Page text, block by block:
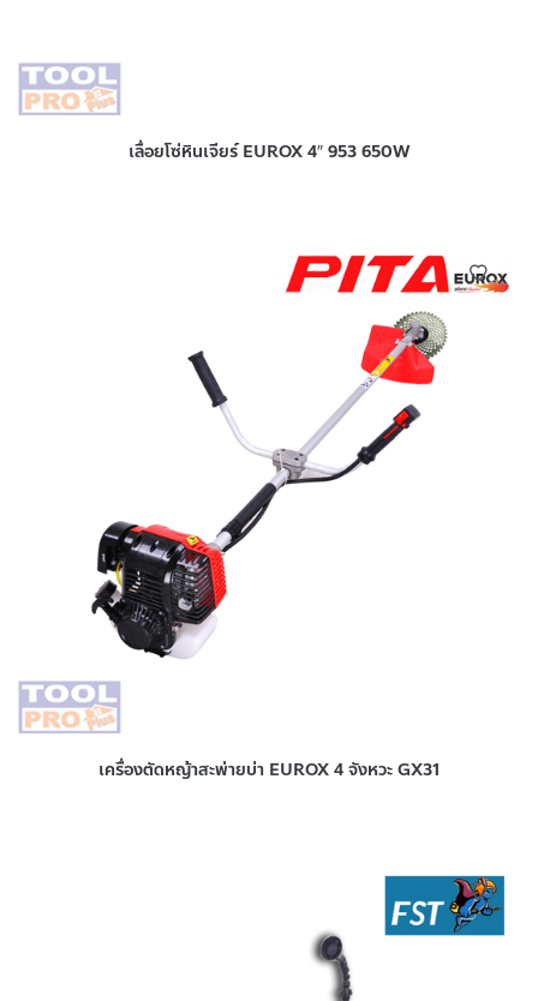
เลื่อยโซ่หินเจียร์ EUROX 4″ 953 650W
เครื่องตัดหญ้าสะพ่ายบ่า EUROX 4 จังหวะ GX31